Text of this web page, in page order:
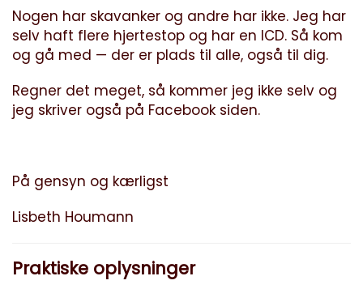
Nogen har skavanker og andre har ikke. Jeg har
selv haft flere hjertestop og har en ICD. Så kom
og gå med — der er plads til alle, også til dig.
Regner det meget, så kommer jeg ikke selv og
jeg skriver også på Facebook siden.
På gensyn og kærligst
Lisbeth Houmann
Praktiske oplysninger